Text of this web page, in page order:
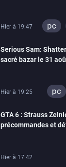
Hier à 19:47 pc
Serious Sam:
sacré bazar le 31
Hier à 19:25 pc
GTA 6 : Strauss
précommandes et
Hier à 17:42